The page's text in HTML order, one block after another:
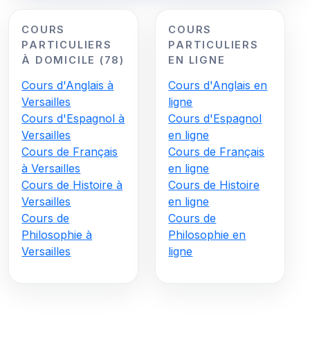
COURS
PARTICULIERS
À DOMICILE (78)
Cours d'Anglais à
Versailles
Cours d'Espagnol à
Versailles
Cours de Français
à Versailles
Cours de Histoire à
Versailles
Cours de
Philosophie à
Versailles
COURS
PARTICULIERS
EN LIGNE
Cours d'Anglais en
ligne
Cours d'Espagnol
en ligne
Cours de Français
en ligne
Cours de Histoire
en ligne
Cours de
Philosophie en
ligne